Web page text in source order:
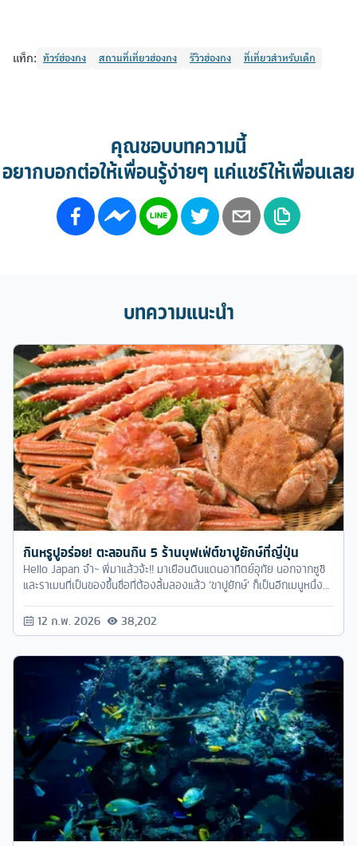
แท็ก: ทัวร์ฮ่องกง สถานที่เที่ยวฮ่องกง รีวิวฮ่องกง ที่เที่ยวสำหรับเด็ก
คุณชอบบทความนี้
อยากบอกต่อให้เพื่อนรู้ง่ายๆ แค่แชร์ให้เพื่อนเลย
บทความแนะนำ
กินหรูปูอร่อย! ตะลอนกิน 5 ร้านบุฟเฟ่ต์ขาปูยักษ์ที่ญี่ปุ่น
Hello Japan จ๋า~ พี่มาแล้วจ้ะ!! มาเยือนดินแดนอาทิตย์อุทัย นอกจากซูชิ
และราเมนที่เป็นของขึ้นชื่อที่ต้องลิ้มลองแล้ว ‘ขาปูยักษ์’ ก็เป็นอีกเมนูหนึ่งที่
มาที่ญี่ปุ่นกันเลยยย
12 ก.พ. 2026 38,202